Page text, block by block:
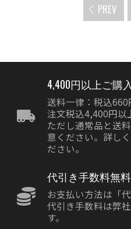
PREV
4,400円以上ご購
送料一律：税込
注文税込4,400円以
ただし通常品と送
意ください。詳し
ださい。
代引き手数料無料
お支払い方法は「
代引き手数料は弊
す。